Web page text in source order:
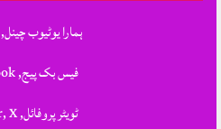
ہمارا یوٹیوب چینل, Youtub
فیس بک پیج, Facebook
ٹویٹر پروفائل, Twitter, X